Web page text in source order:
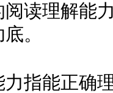
读理解能
。
能正确理